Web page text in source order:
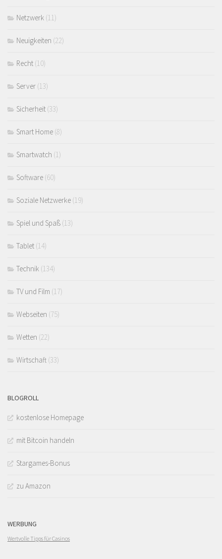
Netzwerk (11)
Neuigkeiten (22)
Recht (10)
Server (13)
Sicherheit (33)
Smart Home (8)
Smartwatch (1)
Software (60)
Soziale Netzwerke (19)
Spiel und Spaß (13)
Tablet (14)
Technik (134)
TV und Film (17)
Webseiten (75)
Wetten (22)
Wirtschaft (33)
BLOGROLL
kostenlose Homepage
mit Bitcoin handeln
Stargames-Bonus
zu Amazon
WERBUNG
Wertvolle Tipps für Casinos